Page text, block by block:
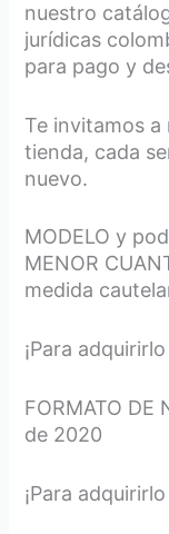
nuestro
jurídicas
para pago y
Te invitamos
tienda, cada
nuevo.
MODELO y
MENOR
medida
¡Para
FORMATO DE
de 2020
¡Para